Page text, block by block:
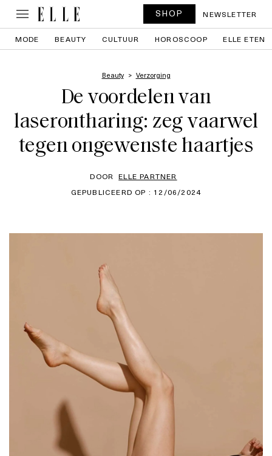
SHOP NEWSLETTER
MODE BEAUTY CULTUUR HOROSCOOP ELLE ETEN
Beauty Verzorging
De voordelen van
laserontharing: zeg vaarwel
tegen ongewenste haartjes
DOOR ELLE PARTNER
GEPUBLICEERD OP : 12/06/2024